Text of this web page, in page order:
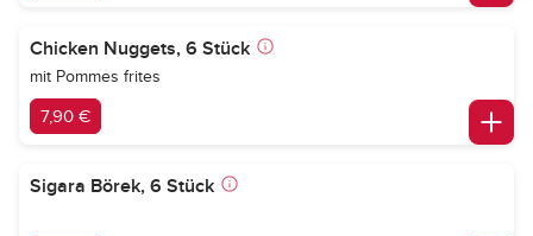
Chicken Nuggets, 6 Stück
mit Pommes frites
7,90 €
Sigara Börek, 6 Stück